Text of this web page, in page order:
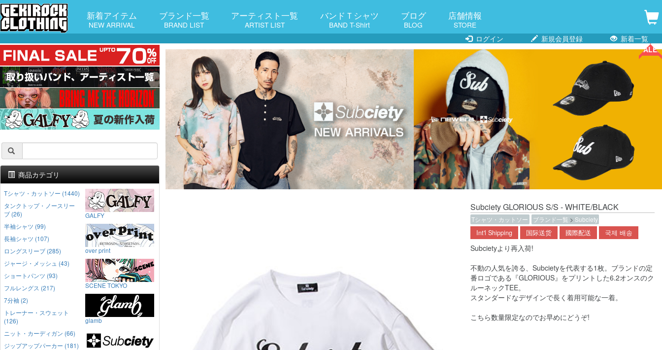
新着アイテム
NEW ARRIVAL
ブランド一覧
BRAND LIST
アーティスト一覧
ARTIST LIST
バンドＴシャツ
BAND T-Shirt
ブログ
BLOG
店舗情報
STORE
ログイン
新規会員登録 新着一覧
Subciety GLORIOUS S/S - WHITE/BLACK
Tシャツ・カットソー ブランド一覧 > Subciety
Int'l Shipping 国际送货 國際配送 국제 배송
Subcietyより再入荷!
不動の人気を誇る、Subcietyを代表する1枚。ブランドの定
番ロゴである『GLORIOUS』をプリントした6.2オンスのク
ルーネックTEE。
スタンダードなデザインで長く着用可能な一着。
こちら数量限定なのでお早めにどうぞ!
SALE!!
商品カテゴリ
Tシャツ・カットソー (1440)
タンクトップ・ノースリー
ブ (26)
半袖シャツ (99)
長袖シャツ (107)
ロングスリーブ (285)
ジャージ・メッシュ (43)
ショートパンツ (93)
フルレングス (217)
7分袖 (2)
トレーナー・スウェット
(126)
ニット・カーディガン (66)
ジップアップパーカー (181)
GALFY
over print
SCENE TOKYO
glamb